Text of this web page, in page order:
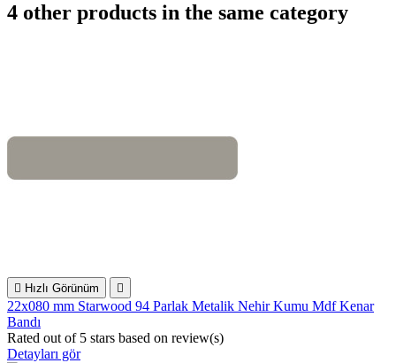
4 other products in the same category
 Hızlı Görünüm 
22x080 mm Starwood 94 Parlak Metalik Nehir Kumu Mdf Kenar
Bandı
Rated out of 5 stars based on review(s)
Detayları gör